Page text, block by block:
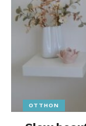
OTTHON